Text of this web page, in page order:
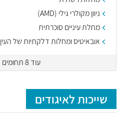
ניוון מקולרי גילי (AMD)
מחלת עיניים סוכרתית
אובאיטיס ומחלות דלקתיות של העין
עוד 8 תחומים
שייכות לאיגודים